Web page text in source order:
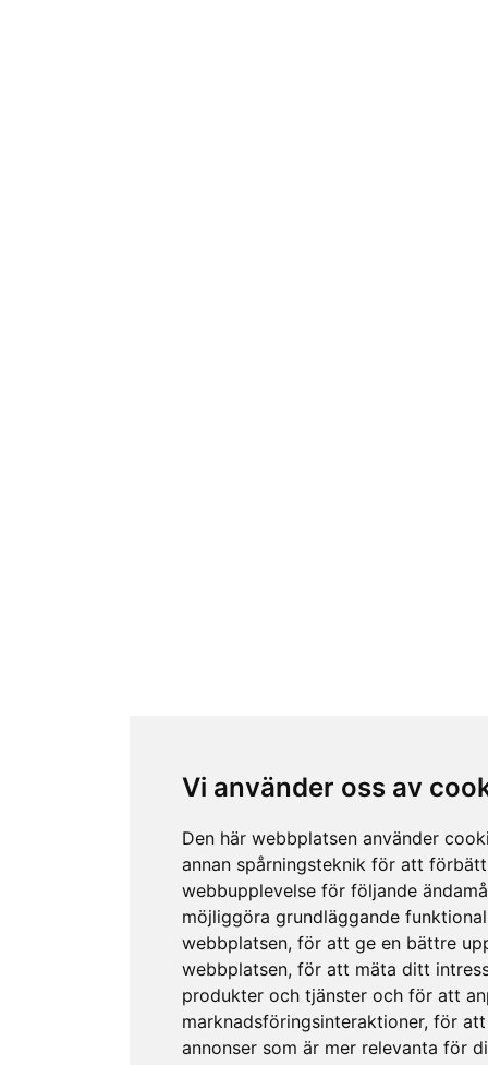
Vi använder oss av
Den här webbplatsen använder
annan spårningsteknik för att
webbupplevelse för följande
möjliggöra grundläggande
webbplatsen, för att ge en bättre
webbplatsen, för att mäta ditt
produkter och tjänster och för att
marknadsföringsinteraktioner, för att
annonser som är mer relevanta för